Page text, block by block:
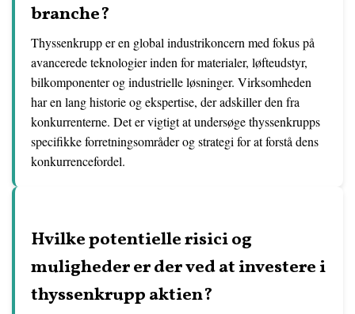
branche?
Thyssenkrupp er en global industrikoncern med fokus på
avancerede teknologier inden for materialer, løfteudstyr,
bilkomponenter og industrielle løsninger. Virksomheden
har en lang historie og ekspertise, der adskiller den fra
konkurrenterne. Det er vigtigt at undersøge thyssenkrupps
specifikke forretningsområder og strategi for at forstå dens
konkurrencefordel.
Hvilke potentielle risici og
muligheder er der ved at investere i
thyssenkrupp aktien?